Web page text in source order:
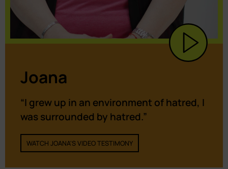
Joana
“I grew up in an environment of hatred, I
was surrounded by hatred.”
WATCH JOANA'S VIDEO TESTIMONY